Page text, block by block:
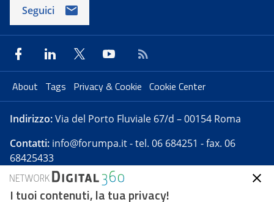
Seguici
About Tags Privacy & Cookie Cookie Center
Indirizzo:Via del Porto Fluviale 67/d – 00154 Roma
Contatti: info@forumpa.it- tel. 06 684251 - fax. 06
68425433
Forumpa.itè una pubblicazione telematica iscritta
I tuoi contenuti, la tua privacy!